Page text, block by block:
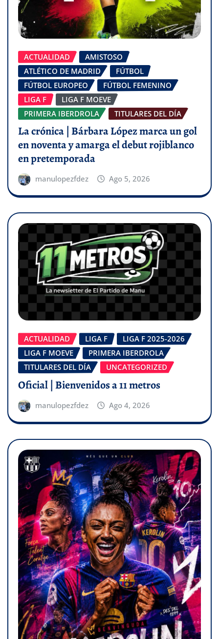
ACTUALIDAD
AMISTOSO
ATLÉTICO DE MADRID
FÚTBOL
FÚTBOL EUROPEO
FÚTBOL FEMENINO
LIGA F
LIGA F MOEVE
PRIMERA IBERDROLA
TITULARES DEL DÍA
La crónica | Bárbara López marca un gol
en noventa y amarga el debut rojiblanco
en pretemporada
manulopezfdez Ago 5, 2026
ACTUALIDAD LIGA F
LIGA F 2025-2026
LIGA F MOEVE
PRIMERA IBERDROLA
TITULARES DEL DÍA
UNCATEGORIZED
Oficial | Bienvenidos a 11 metros
manulopezfdez Ago 4, 2026